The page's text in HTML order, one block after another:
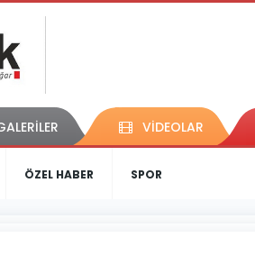
VİDEOLAR
ÖZEL HABER SPOR